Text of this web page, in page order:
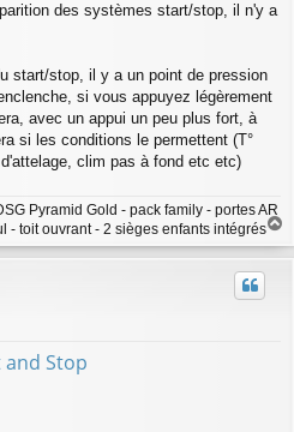
des systèmes start/stop, il n'y a
start/stop, il y a un point de pression
si vous appuyez légèrement
avec un appui un peu plus fort, à
si les conditions le permettent (T°
clim pas à fond etc etc)
Pyramid Gold - pack family - portes AR
- toit ouvrant - 2 sièges enfants intégrés
u
Stop